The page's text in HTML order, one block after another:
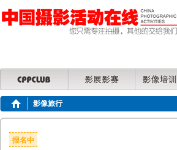
影像旅行
报名中